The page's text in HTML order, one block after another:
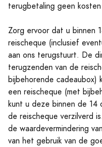
terugbetaling geen
Zorg ervoor dat u binnen
reischeque (inclusief
aan ons terugstuurt. De
terugzenden van de
bijbehorende cadeaubox)
een reischeque (met
kunt u deze binnen de
de reischeque verzilverd
de waardevermindering
van het gebruik van de